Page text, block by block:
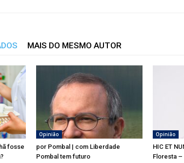
MAIS DO MESMO AUTOR
fosse
Opinião
por Pombal | com Liberdade
Pombal tem futuro
Opinião
HIC ET
Floresta